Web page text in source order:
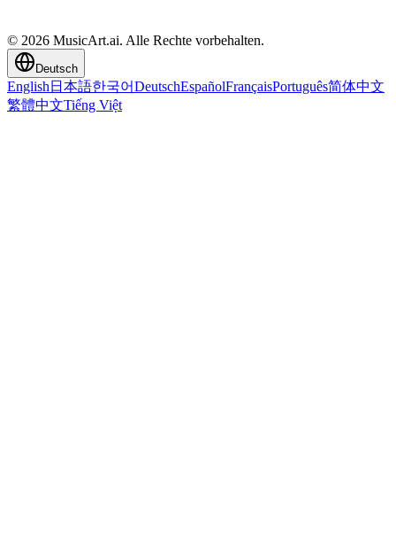
© 2026 MusicArt.ai. Alle Rechte vorbehalten.
Deutsch
English 日本語한국어DeutschEspañolFrançaisPortuguês简体中文
繁體中文Tiếng Việt